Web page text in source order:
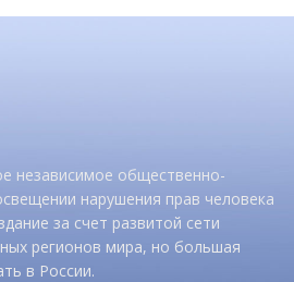
независимое общественно-
нарушения прав человека
за счет развитой сети
регионов мира, но большая
в России.